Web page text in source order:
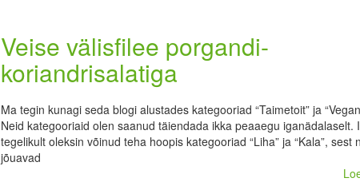
Veise välisfilee porgandi-
koriandrisalatiga
Ma tegin kunagi seda blogi alustades kategooriad “Taimetoit” ja
Neid kategooriaid olen saanud täiendada ikka peaaegu iganädalaselt.
tegelikult oleksin võinud teha hoopis kategooriad “Liha” ja “Kala”, sest
jõuavad